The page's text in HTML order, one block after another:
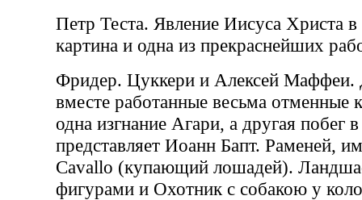
Петр Теста. Явление Иисуса Христа
картина и одна из прекраснейших
Фридер. Цуккери и Алексей
вместе работанные весьма отменные
одна изгнание Агари, а другая побег
представляет Иоанн Бапт. Раменей,
Cavallo (купающий лошадей).
фигурами и Охотник с собакою у